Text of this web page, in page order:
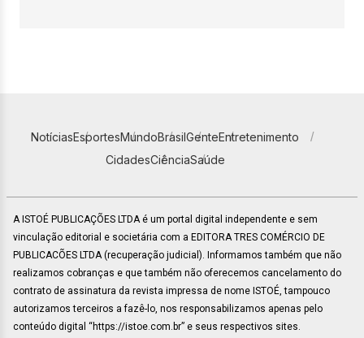
NotíciasEsportesMundoBrasilGenteEntretenimento
CidadesCiênciaSaúde
A ISTOÉ PUBLICAÇÕES LTDA é um portal digital independente e sem
vinculação editorial e societária com a EDITORA TRES COMÉRCIO DE
PUBLICACÕES LTDA (recuperação judicial). Informamos também que não
realizamos cobranças e que também não oferecemos cancelamento do
contrato de assinatura da revista impressa de nome ISTOÉ, tampouco
autorizamos terceiros a fazê-lo, nos responsabilizamos apenas pelo
conteúdo digital “https://istoe.com.br” e seus respectivos sites.